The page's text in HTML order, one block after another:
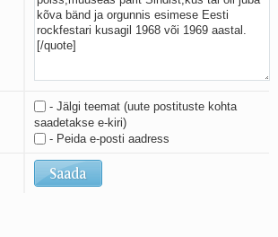
- Jälgi teemat (uute postituste kohta
saadetakse e-kiri)
- Peida e-posti aadress